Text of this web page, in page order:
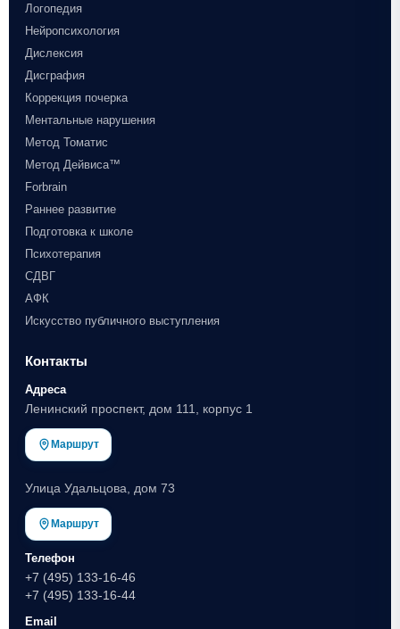
Логопедия
Нейропсихология
Дислексия
Дисграфия
Коррекция почерка
Ментальные нарушения
Метод Томатис
Метод Дейвиса™
Forbrain
Раннее развитие
Подготовка к школе
Психотерапия
СДВГ
АФК
Искусство публичного выступления
Контакты
Адреса
Ленинский проспект, дом 111, корпус 1
Маршрут
Улица Удальцова, дом 73
Маршрут
Телефон
+7 (495) 133-16-46
+7 (495) 133-16-44
Email